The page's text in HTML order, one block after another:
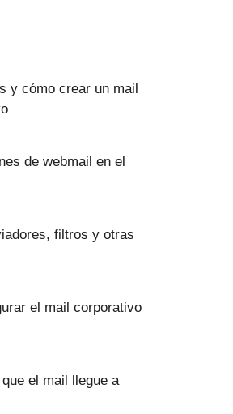
y cómo crear un mail
de webmail en el
filtros y otras
el mail corporativo
el mail llegue a